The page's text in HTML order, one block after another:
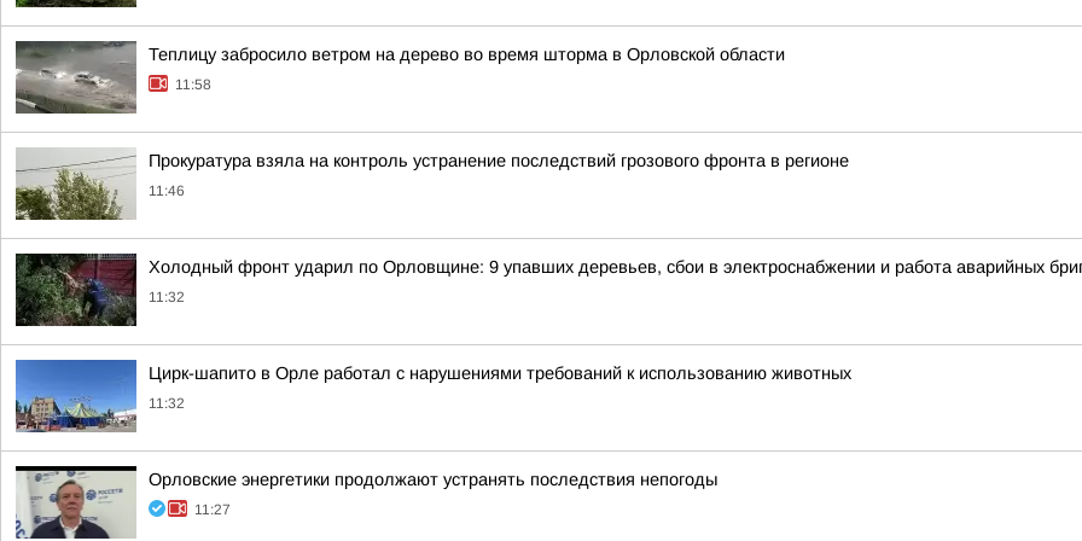
Теплицу забросило ветром на дерево во время шторма в Орловской области
11:58
Прокуратура взяла на контроль устранение последствий грозового фронта в регионе
11:46
Холодный фронт ударил по Орловщине: 9 упавших деревьев, сбои в электроснабжении и работа аварийных
11:32
Цирк-шапито в Орле работал с нарушениями требований к использованию животных
11:32
Орловские энергетики продолжают устранять последствия непогоды
11:27